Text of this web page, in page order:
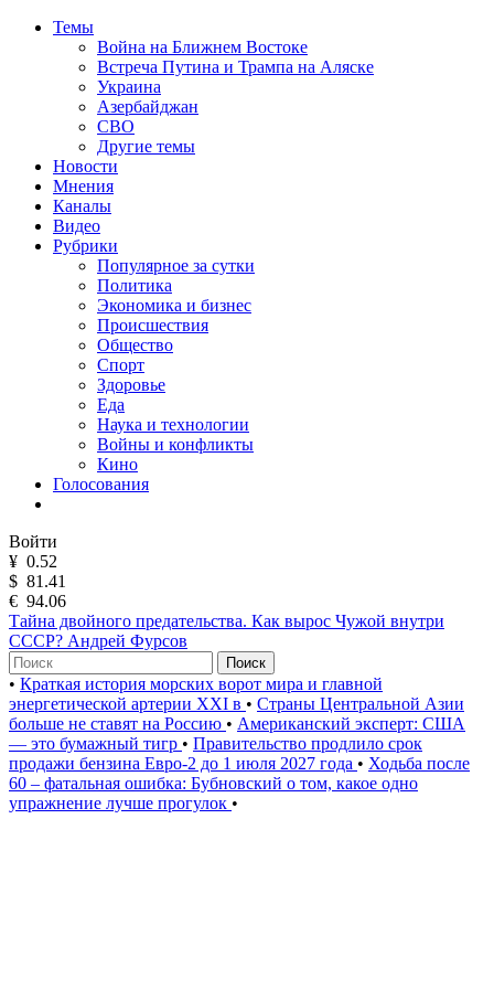
Темы
Война на Ближнем Востоке
Встреча Путина и Трампа на Аляске
Украина
Азербайджан
СВО
Другие темы
Новости
Мнения
Каналы
Видео
Рубрики
Популярное за сутки
Политика
Экономика и бизнес
Происшествия
Общество
Спорт
Здоровье
Еда
Наука и технологии
Войны и конфликты
Кино
Голосования
Войти
¥ 0.52
$ 81.41
€ 94.06
Тайна двойного предательства. Как вырос Чужой внутри
СССР? Андрей Фурсов
Поиск
• Краткая история морских ворот мира и главной
энергетической артерии XXI в • Страны Центральной Азии
больше не ставят на Россию • Американский эксперт: США
— это бумажный тигр • Правительство продлило срок
продажи бензина Евро-2 до 1 июля 2027 года • Ходьба после
60 – фатальная ошибка: Бубновский о том, какое одно
упражнение лучше прогулок •